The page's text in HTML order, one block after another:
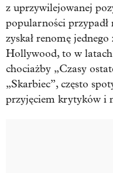
z uprzywilejowanej
popularności
zyskał renomę
Hollywood, to w
chociażby „Czasy
„Skarbiec”, często
przyjęciem krytyków i